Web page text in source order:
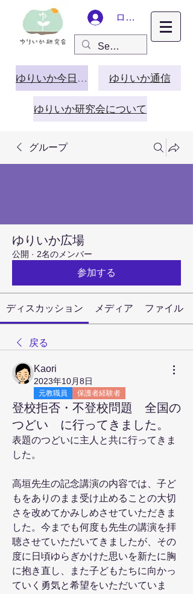
ログイン
ゆりいか今日この頃 ゆりいか通信
ゆりいか研究会について
グループ
ゆりいか広場
公開 · 2名のメンバー
参加する
ディスカッション メディア ファイル
戻る
Kaori
2023年10月8日
元教職員 保護者経験者
登校拒否・不登校問題 全国の
つどい に行ってきました。
表題のつどいに主人と共に行ってきま
した。
高垣先生の記念講演の内容では、子ど
もをありのまま受け止めることの大切
さを改めてかみしめさせていただきま
した。今までも何度も先生の講演を拝
聴させていただいてきましたが、その
度に日頃ゆらぎかけた思いを新たに胸
に抱き直し、また子どもたちに向かっ
ていく勇気と希望をいただいていま